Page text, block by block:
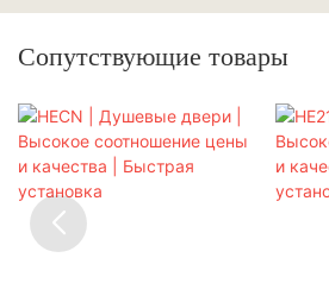
Сопутствующие товары